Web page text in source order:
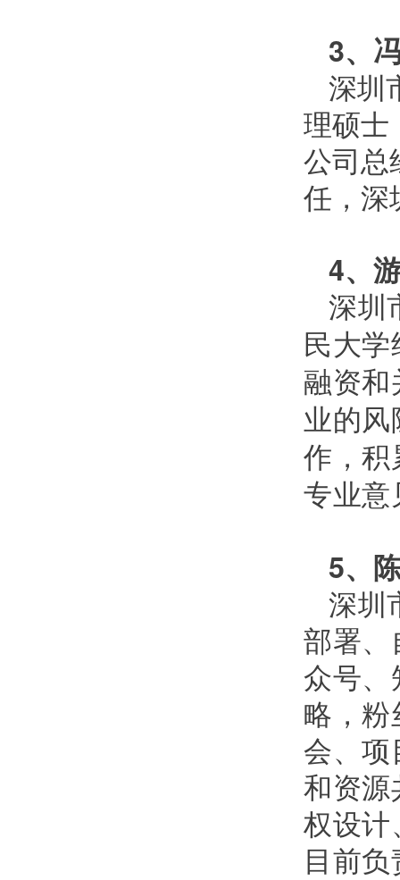
3、
深圳
理硕士
公司总
任，深
4、
深圳
民大
融资
业的
作，积
专业
5、
深圳
部署
众号
略，
会、
和资
权设
目前